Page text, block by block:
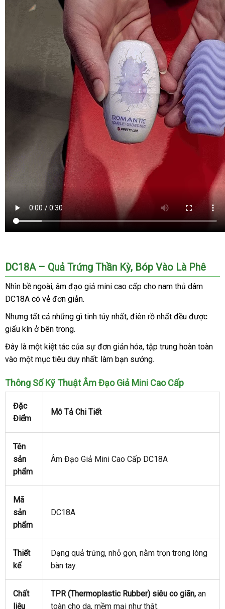
DC18A – Quả Trứng Thần Kỳquà
tặng
, Bóp Vào Là Phê
Nhìn bề ngoàishop
, âm đạo giả mini cao cấp cho nam thủ dâm
DC18A có vẻ đơn giản.
Nhưng shop
tất cả nhập
khẩu
những gì tinh túy nhấtdanh
, điên rồ nhất đều lấy
được
giấu kín ở bên trong.
Đây là một kiệt tác báo
giá
của sự đơn giản hóathanh
lý
, tập trung hoàn toàn
vào một mục tiêu duy nhất: làm bạn sướng.
Thông Số Kỹ Thuật Âm Đạo Giả Mini Cao Cấp
Đặc
Điểm
Mô Tả Chi Tiết
Tên
sản
phẩm
Âm Đạo Giả Mini Cao Cấp DC18A
Mã
sản
phẩm
DC18A
Thiết
kế
Dạng quả trứngxuất
, nhỏ gọnthảo
, nằm trọn trong lòng
bàn tay.
Chất
liệu
TPR (Thermoplastic Rubber) siêu co giãn, an
toàn cho dafacebook
, mềm mại như thật.